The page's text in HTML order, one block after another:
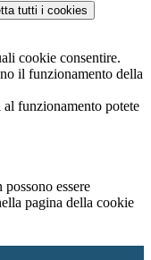
tutti i cookies
cookie consentire.
il funzionamento della
al funzionamento potete
essere
pagina della cookie